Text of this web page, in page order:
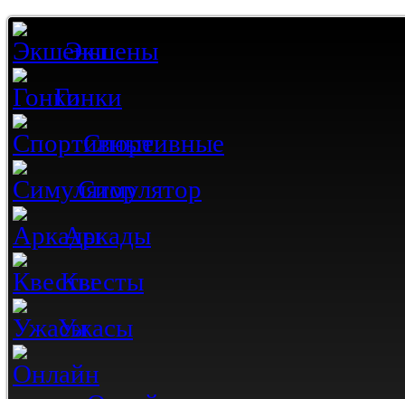
Экшены
Гонки
Спортивные
Симулятор
Аркады
Квесты
Ужасы